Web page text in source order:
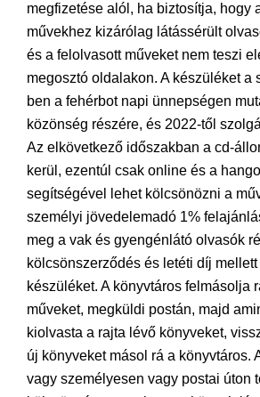
megfizetése alól, ha biztosítja, hogy
művekhez kizárólag látássérült
és a felolvasott műveket nem teszi
megosztó oldalakon. A készüléket a
ben a fehérbot napi ünnepségen
közönség részére, és 2022-től
Az elkövetkező időszakban a cd-
kerül, ezentúl csak online és a
segítségével lehet kölcsönözni a
személyi jövedelemadó 1%
meg a vak és gyengénlátó olvasók
kölcsönszerződés és letéti díj
készüléket. A könyvtáros felmásolja
műveket, megküldi postán, majd
kiolvasta a rajta lévő könyveket,
új könyveket másol rá a könyvtáros.
vagy személyesen vagy postai úton